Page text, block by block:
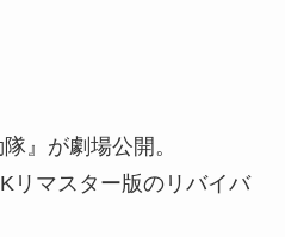
』が劇場公開。
リマスター版のリバイバ